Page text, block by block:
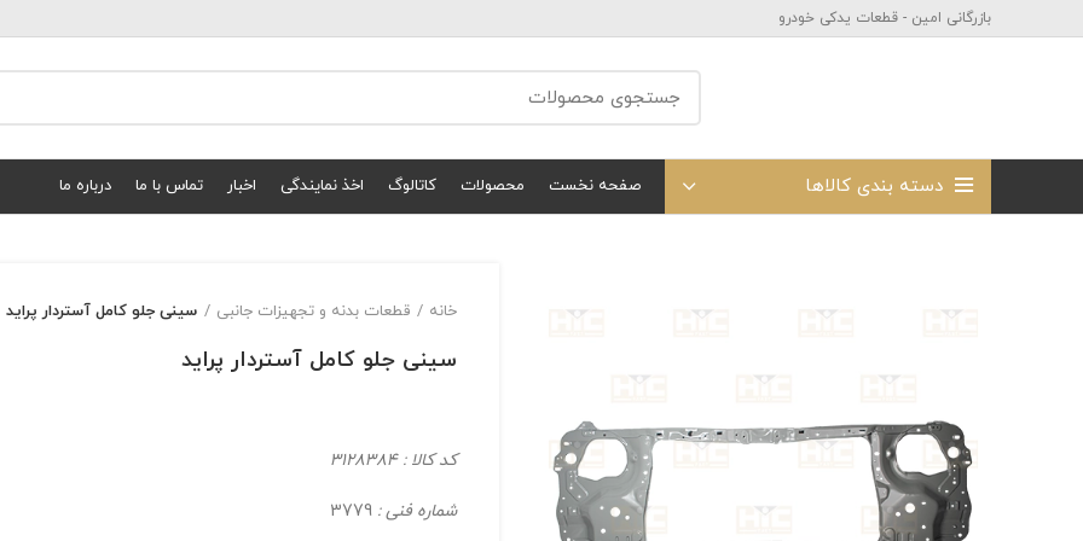
بازرگانی امین - قطعات یدکی خودرو
دسته بندی کالاها صفحه نخست محصولات کاتالوگ اخذ نمایندگی اخبار تماس با ما درباره ما
خانه قطعات بدنه و تجهیزات جانبی سینی جلو کامل آستردار پراید
سینی جلو کامل آستردار پراید
کد کالا : 3128384
شماره فنی : 3779